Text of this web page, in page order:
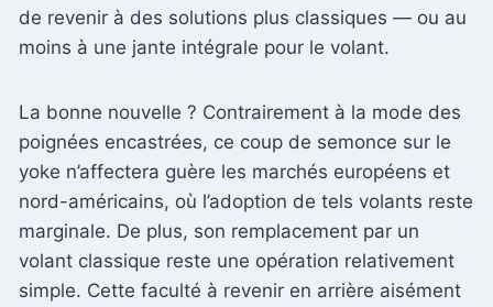
de revenir à des solutions plus classiques — ou au
moins à une jante intégrale pour le volant.
La bonne nouvelle ? Contrairement à la mode des
poignées encastrées, ce coup de semonce sur le
yoke n’affectera guère les marchés européens et
nord-américains, où l’adoption de tels volants reste
marginale. De plus, son remplacement par un
volant classique reste une opération relativement
simple. Cette faculté à revenir en arrière aisément